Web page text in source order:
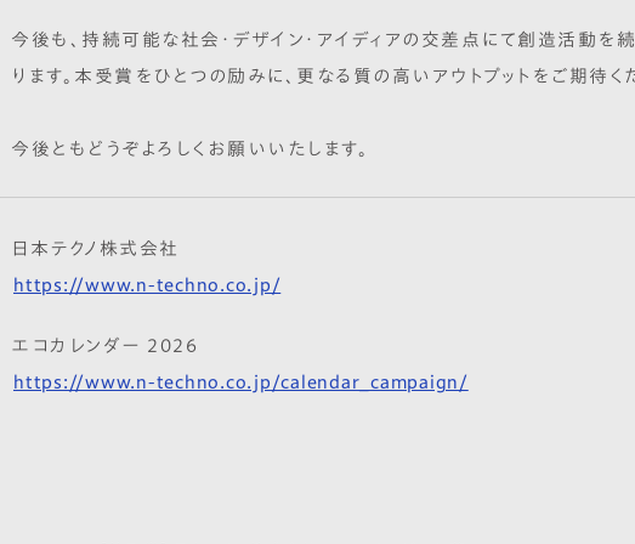
今後も、持続可能な社会・デザイン・アイディアの交差点にて創造活動を
ります。本受賞をひとつの励みに、更なる質の高いアウトプットをご期待く
今後ともどうぞよろしくお願いいたします。
日本テクノ株式会社
https://www.n-techno.co.jp/
エコカレンダー 2026
https://www.n-techno.co.jp/calendar_campaign/